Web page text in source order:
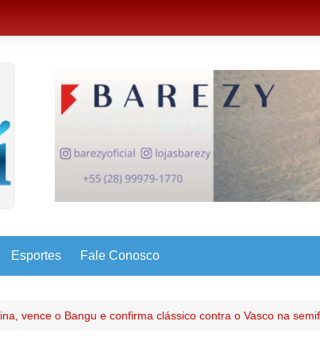
Esportes Fale Conosco
vence o Bangu e confirma clássico contra o Vasco na